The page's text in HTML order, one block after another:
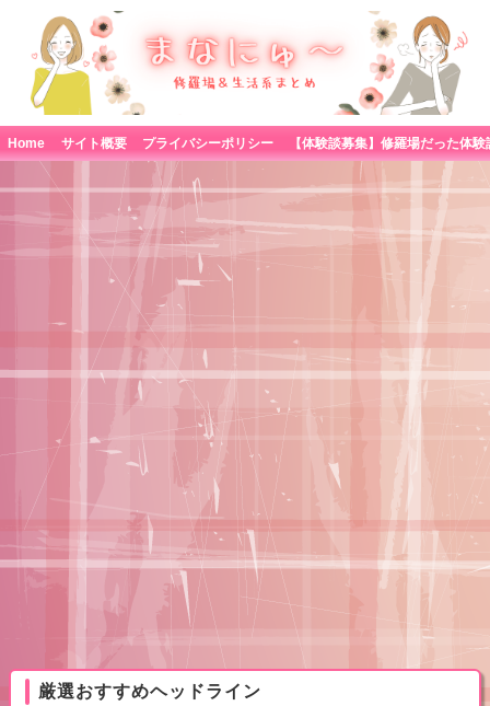
Home サイト概要 プライバシーポリシー
厳選おすすめヘッドライン